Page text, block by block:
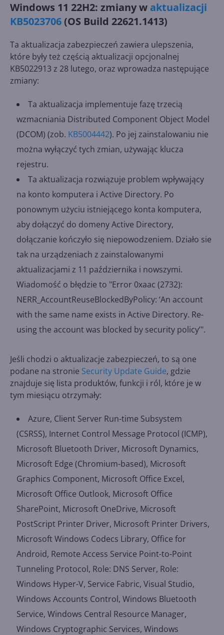
Windows 11 22H2: zmiany w aktualizacji
KB5023706 (OS Build 22621.1413)
Ta aktualizacja zabezpieczeń zawiera ulepszenia,
które były też częścią aktualizacji opcjonalnej
KB5022913 z 28 lutego, oraz wprowadza następujące
zmiany:
Ta aktualizacja implementuje fazę trzecią
wzmacniania Distributed Component Object Model
(DCOM) (zob. KB5004442). Po jej zainstalowaniu nie
można wyłączyć tych zmian, używając klucza
rejestru.
Ta aktualizacja rozwiązuje problem wpływający
na konto komputera i Active Directory. Po
ponownym użyciu istniejącego konta komputera,
aby dołączyć do domeny Active Directory,
dołączanie kończyło się niepowodzeniem. Działo sie
tak na urządzeniach z zainstalowanymi
aktualizacjami z 11 października i nowszymi.
Wiadomość o błędzie to "Error 0xaac (2732):
NERR_AccountReuseBlockedByPolicy: ‘An account
with the same name exists in Active Directory. Re-
using the account was blocked by security policy’".
Jeśli chodzi o aktualizacje zabezpieczeń, to są one
podane na stronie Security Update Guide, gdzie
znajduje się lista produktów, funkcji i ról, które je w
tym miesiącu otrzymały:
Azure, Client Server Run-time Subsystem
(CSRSS), Internet Control Message Protocol (ICMP),
Microsoft Bluetooth Driver, Microsoft Dynamics,
Microsoft Edge (Chromium-based), Microsoft
Graphics Component, Microsoft Office Excel,
Microsoft Office Outlook, Microsoft Office
SharePoint, Microsoft OneDrive, Microsoft
PostScript Printer Driver, Microsoft Printer Drivers,
Microsoft Windows Codecs Library, Office for
Android, Remote Access Service Point-to-Point
Tunneling Protocol, Role: DNS Server, Role:
Windows Hyper-V, Service Fabric, Visual Studio,
Windows Accounts Control, Windows Bluetooth
Service, Windows Central Resource Manager,
Windows Cryptographic Services, Windows